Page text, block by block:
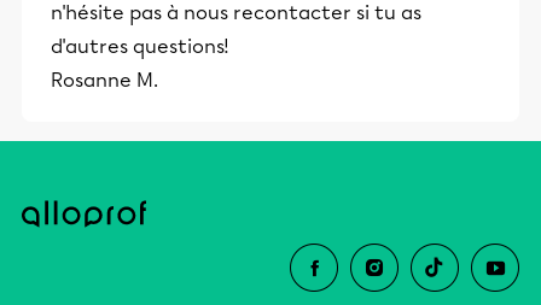
n'hésite pas à nous recontacter si tu as
d'autres questions!
Rosanne M.